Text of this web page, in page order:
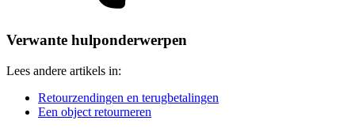
Verwante hulponderwerpen
Lees andere artikels in:
Retourzendingen en terugbetalingen
Een object retourneren